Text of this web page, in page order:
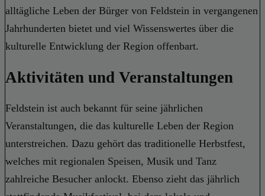
alltägliche Leben der Bürger von Feldstein in vergangenen
Jahrhunderten bietet und viel Wissenswertes über die
kulturelle Entwicklung der Region offenbart.
Aktivitäten und Veranstaltungen
Feldstein ist auch bekannt für seine jährlichen
Veranstaltungen, die das kulturelle Leben der Region
unterstreichen. Dazu gehört das traditionelle Herbstfest,
welches mit regionalen Speisen, Musik und Tanz
zahlreiche Besucher anlockt. Ebenso zieht das jährlich